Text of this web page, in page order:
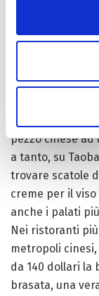
raggiungere
d’arte. Storico
Yiqian che ad
dollari per
seta)
pezzo cinese ad
a tanto, su
trovare scatole
creme per il
anche i palati
Nei ristoranti
metropoli
da 140 dollari la
brasata, una